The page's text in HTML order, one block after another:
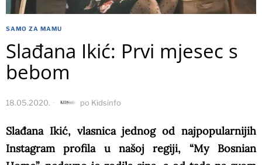
SAMO ZA MAMU
Slađana Ikić: Prvi mjesec s
bebom
18.05.2020. po Kidsinfo
Slađana Ikić, vlasnica jednog od najpopularnijih
Instagram profila u našoj regiji, “My Bosnian